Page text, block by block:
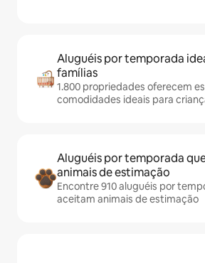
Aluguéis por temporada
famílias
1.800 propriedades oferecem
comodidades ideais para
Aluguéis por temporada
animais de estimação
Encontre 910 aluguéis por
aceitam animais de estimação